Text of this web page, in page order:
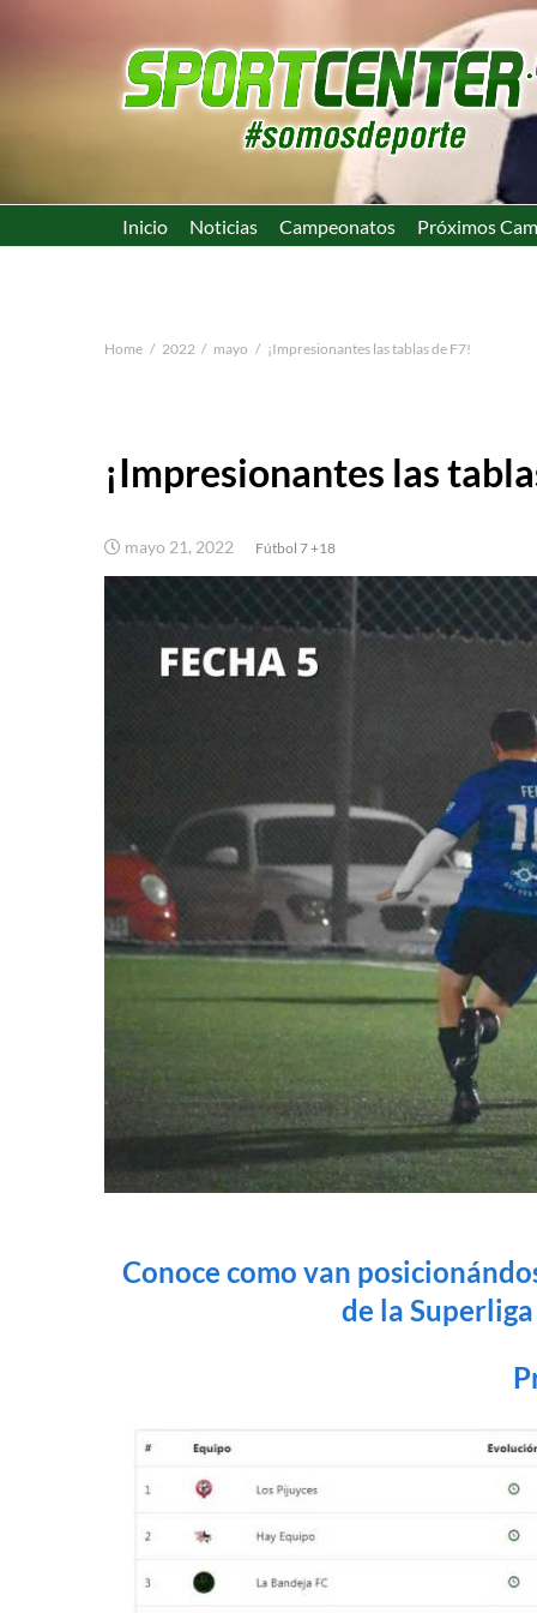
Inicio Noticias Campeonatos Próximos
Home 2022 mayo ¡Impresionantes las tablas de F7!
¡Impresionantes las
mayo 21, 2022 Fútbol 7 +18
Conoce como van
de la